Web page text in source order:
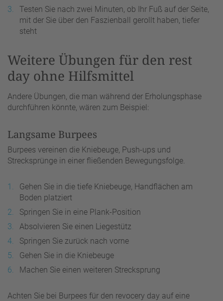
Testen Sie nach zwei Minuten, ob Ihr Fuß auf der Seite,
mit der Sie über den Faszienball gerollt haben, tiefer
steht
Weitere Übungen für den rest
day ohne Hilfsmittel
Andere Übungen, die man während der Erholungsphase
durchführen könnte, wären zum Beispiel:
Langsame Burpees
Burpees vereinen die Kniebeuge, Push-ups und
Strecksprünge in einer fließenden Bewegungsfolge.
Gehen Sie in die tiefe Kniebeuge, Handflächen am
Boden platziert
Springen Sie in eine Plank-Position
Absolvieren Sie einen Liegestütz
Springen Sie zurück nach vorne
Gehen Sie in die Kniebeuge
Machen Sie einen weiteren Strecksprung
Achten Sie bei Burpees für den revocery day auf eine